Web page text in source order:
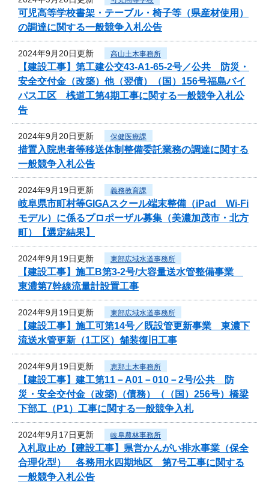
可児高等学校書架・テーブル・椅子等（県産材使用）
の調達に関する一般競争入札公告
2024年9月20日更新 高山土木事務所
【建設工事】第工建公交43-A1-65-2号／公共 防災・
安全交付金（改築）他（翌債）（国）156号福島バイ
パス工区 桟道工第4期工事に関する一般競争入札公
告
2024年9月20日更新 保健医療課
措置入院患者等移送体制整備委託業務の調達に関する
一般競争入札公告
2024年9月19日更新 義務教育課
岐阜県市町村等GIGAスクール端末整備（iPad Wi-Fi
モデル）に係るプロポーザル募集（美濃加茂市・北方
町）【選定結果】
2024年9月19日更新 東部広域水道事務所
【建設工事】施工B第3-2号/大容量送水管整備事業
東濃第7幹線流量計設置工事
2024年9月19日更新 東部広域水道事務所
【建設工事】施工可第14号／既設管更新事業 東濃下
流送水管更新（1工区）舗装復旧工事
2024年9月19日更新 恵那土木事務所
【建設工事】建工第11－A01－010－2号/公共 防
災・安全交付金（改築)（債務）（（国）256号）橋梁
下部工（P1）工事に関する一般競争入札
2024年9月17日更新 岐阜農林事務所
入札取止め【建設工事】県営かんがい排水事業（保全
合理化型） 各務用水四期地区 第7号工事に関する
一般競争入札公告